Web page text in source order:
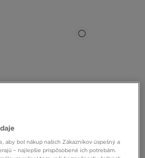
aby bol nákup našich Zákazníkov úspešný a
– najlepšie prispôsobené ich potrebám.